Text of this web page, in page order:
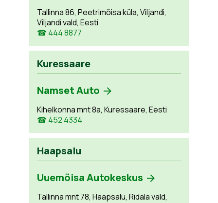
Tallinna 86, Peetrimõisa küla, Viljandi,
Viljandi vald, Eesti
☎ 444 8877
Kuressaare
Namset Auto
Kihelkonna mnt 8a, Kuressaare, Eesti
☎ 452 4334
Haapsalu
Uuemõisa Autokeskus
Tallinna mnt 78, Haapsalu, Ridala vald,